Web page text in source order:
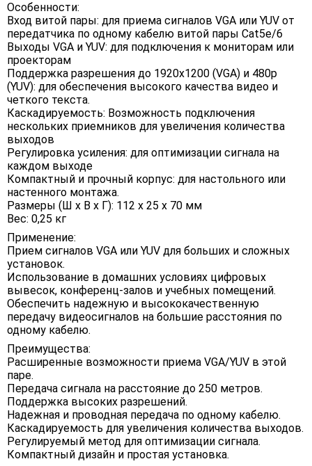
Особенности:
Вход витой пары: для приема сигналов VGA или YUV от
передатчика по одному кабелю витой пары Cat5e/6
Выходы VGA и YUV: для подключения к мониторам или
проекторам
Поддержка разрешения до 1920x1200 (VGA) и 480p
(YUV): для обеспечения высокого качества видео и
четкого текста.
Каскадируемость: Возможность подключения
нескольких приемников для увеличения количества
выходов
Регулировка усиления: для оптимизации сигнала на
каждом выходе
Компактный и прочный корпус: для настольного или
настенного монтажа.
Размеры (Ш х В х Г): 112 х 25 х 70 мм
Вес: 0,25 кг
Применение:
Прием сигналов VGA или YUV для больших и сложных
установок.
Использование в домашних условиях цифровых
вывесок, конференц-залов и учебных помещений.
Обеспечить надежную и высококачественную
передачу видеосигналов на большие расстояния по
одному кабелю.
Преимущества:
Расширенные возможности приема VGA/YUV в этой
паре.
Передача сигнала на расстояние до 250 метров.
Поддержка высоких разрешений.
Надежная и проводная передача по одному кабелю.
Каскадируемость для увеличения количества выходов.
Регулируемый метод для оптимизации сигнала.
Компактный дизайн и простая установка.